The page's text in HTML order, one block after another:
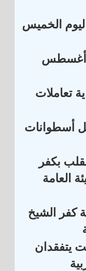
الخميس
أسعار الدولار اليوم الثلاثاء 4 أغسطس
تعاملات
أسطوانات
بكفر
العامة
كفر الشيخ
يتفقدان